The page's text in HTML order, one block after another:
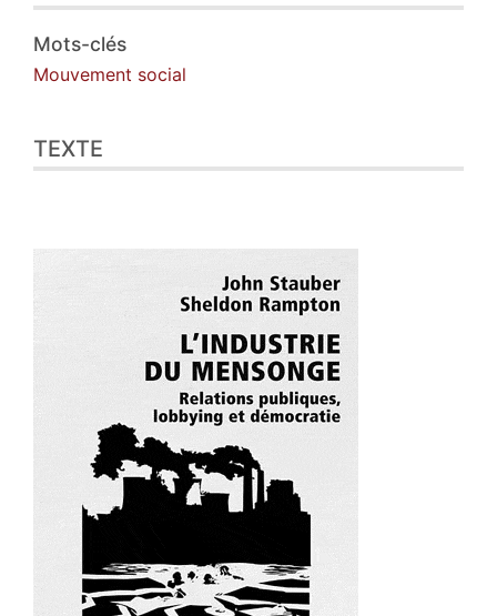
Illustrations
Citer cet article
Auteur
Mots-clés
Mouvement social
TEXTE